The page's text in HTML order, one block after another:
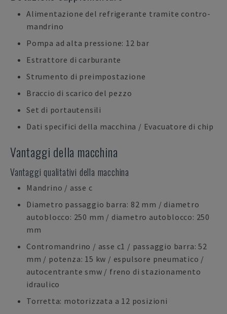
Alimentazione del refrigerante tramite contro-
mandrino
Pompa ad alta pressione: 12 bar
Estrattore di carburante
Strumento di preimpostazione
Braccio di scarico del pezzo
Set di portautensili
Dati specifici della macchina / Evacuatore di chip
Vantaggi della macchina
Vantaggi qualitativi della macchina
Mandrino / asse c
Diametro passaggio barra: 82 mm / diametro
autoblocco: 250 mm / diametro autoblocco: 250
mm
Contromandrino / asse c1 / passaggio barra: 52
mm / potenza: 15 kw / espulsore pneumatico /
autocentrante smw / freno di stazionamento
idraulico
Torretta: motorizzata a 12 posizioni